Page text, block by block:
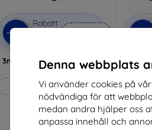
Denna webbplats
Vi använder cookies på
nödvändiga för att
medan andra hjälper oss
anpassa innehåll och
-10%
Rabatt
3mk Anti-Shock protective
glass
Tillverkat efter mått
214 kr
193 kr
3mk